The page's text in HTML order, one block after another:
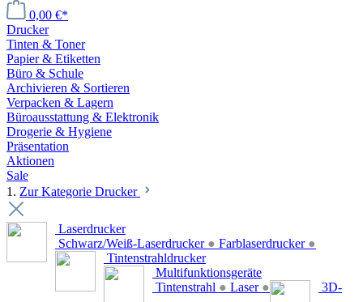
0,00 €*
Drucker
Tinten & Toner
Papier & Etiketten
Büro & Schule
Archivieren & Sortieren
Verpacken & Lagern
Büroausstattung & Elektronik
Drogerie & Hygiene
Präsentation
Aktionen
Sale
1. Zur Kategorie Drucker
Laserdrucker
Schwarz/Weiß-Laserdrucker ● Farblaserdrucker ●
Tintenstrahldrucker
Multifunktionsgeräte
Tintenstrahl ● Laser ● 3D-